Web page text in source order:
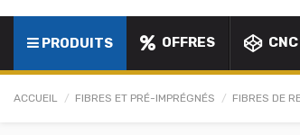
PRODUITS OFFRES
ACCUEIL FIBRES ET PRÉ-IMPRÉGNÉS FIBRES DE